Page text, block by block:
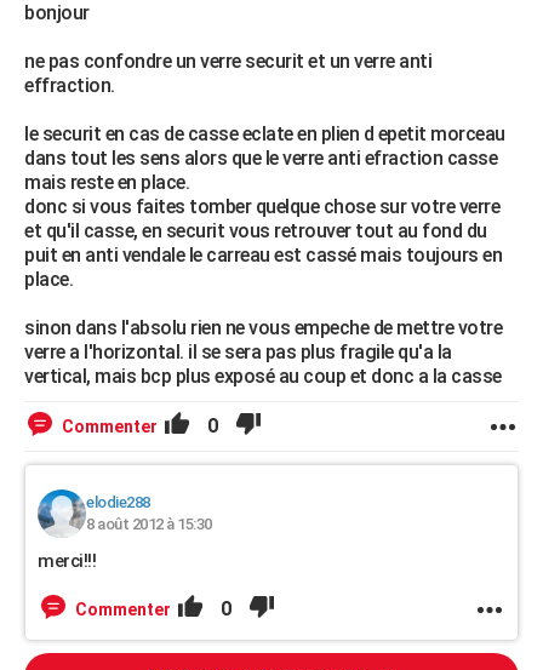
Bricolage
Lifestyle
Culture
Sport
Auto
Television
Voyage
Cinema
bonjour
ne pas confondre un verre securit et un verre anti
effraction.
le securit en cas de casse eclate en plien d epetit morceau
dans tout les sens alors que le verre anti efraction casse
mais reste en place.
donc si vous faites tomber quelque chose sur votre verre
et qu'il casse, en securit vous retrouver tout au fond du
puit en anti vendale le carreau est cassé mais toujours en
place.
sinon dans l'absolu rien ne vous empeche de mettre votre
verre a l'horizontal. il se sera pas plus fragile qu'a la
vertical, mais bcp plus exposé au coup et donc a la casse
Commenter 0
elodie288
8 août 2012 à 15:30
merci!!!
Commenter 0